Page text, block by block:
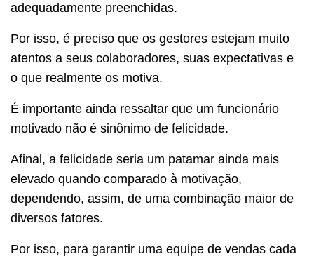
adequadamente preenchidas.
Por isso, é preciso que os gestores estejam muito
atentos a seus colaboradores, suas expectativas e
o que realmente os motiva.
É importante ainda ressaltar que um funcionário
motivado não é sinônimo de felicidade.
Afinal, a felicidade seria um patamar ainda mais
elevado quando comparado à motivação,
dependendo, assim, de uma combinação maior de
diversos fatores.
Por isso, para garantir uma equipe de vendas cada